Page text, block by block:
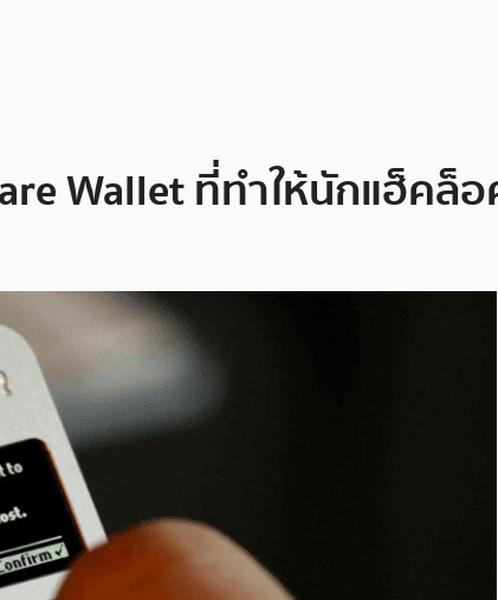
Wallet ที่ทำให้นักแฮ็คล็